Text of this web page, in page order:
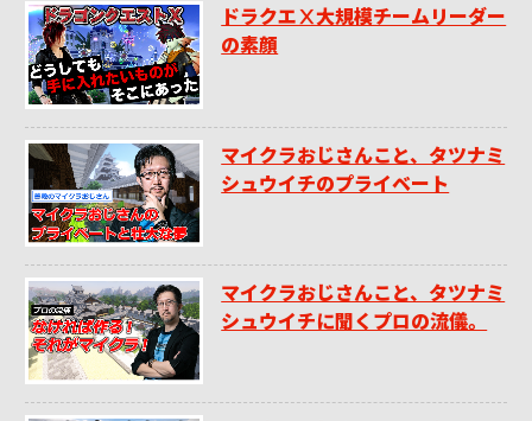
ドラクエⅩ大規模チームリーダー
の素顔
マイクラおじさんこと、タツナミ
シュウイチのプライベート
マイクラおじさんこと、タツナミ
シュウイチに聞くプロの流儀。